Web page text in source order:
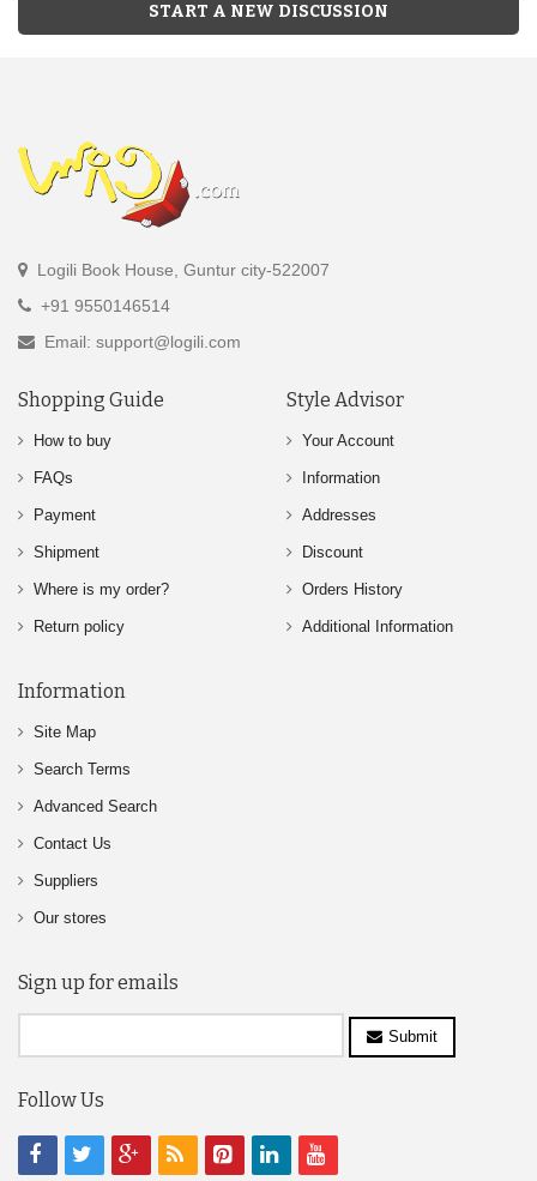
START A NEW DISCUSSION
Logili Book House, Guntur city-522007
+91 9550146514
Email: support@logili.com
Shopping Guide
How to buy
FAQs
Payment
Shipment
Where is my order?
Return policy
Style Advisor
Your Account
Information
Addresses
Discount
Orders History
Additional Information
Information
Site Map
Search Terms
Advanced Search
Contact Us
Suppliers
Our stores
Sign up for emails
Submit
Follow Us